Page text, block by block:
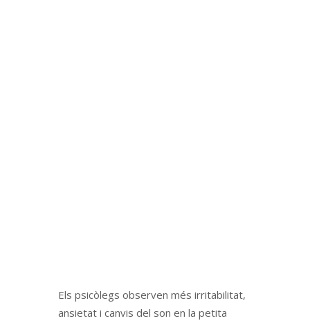
Els psicòlegs observen més irritabilitat,
ansietat i canvis del son en la petita